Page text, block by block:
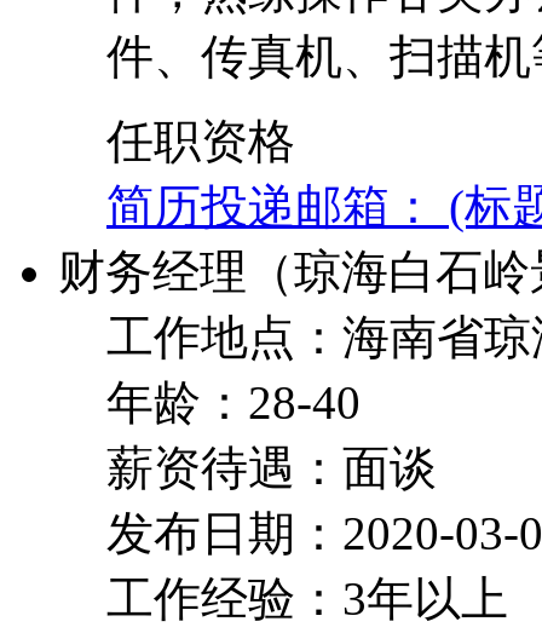
件、传真机、扫描
任职资格
简历投递邮箱： (标
财务经理（琼海白石
工作地点：海南省
年龄：28-40
薪资待遇：面谈
发布日期：2020-03-
工作经验：3年以上